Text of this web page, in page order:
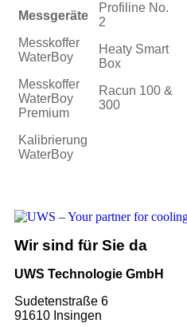
Messgeräte
Messkoffer
WaterBoy
Messkoffer
WaterBoy
Premium
Kalibrierung
WaterBoy
Profiline No.
2
Heaty Smart
Box
Racun 100 &
300
Wir sind für Sie da
UWS Technologie GmbH
Sudetenstraße 6
91610 Insingen